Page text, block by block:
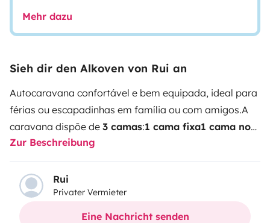
Mehr dazu
Sieh dir den Alkoven von Rui an
Autocaravana confortável e bem equipada, ideal para
férias ou escapadinhas em família ou com amigos.A
caravana dispõe de 3 camas:1 cama fixa1 cama no
capucino1 cama convertível
(sofá e mesa)Equipamentos e
características:
conforto na condução2 depósitos de água limpa
capacidade total de
200 litros Painel solar
Zur Beschreibung
Rui
Privater Vermieter
Eine Nachricht senden